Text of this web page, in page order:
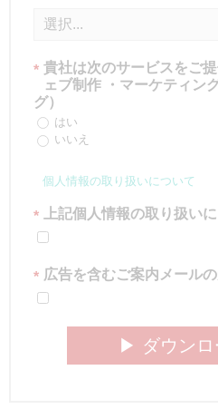
* 貴社は次のサービスをご
ェブ制作 ・マーケティン
グ）
はい
いいえ
個人情報の取り扱いについて
* 上記個人情報の取り扱い
* 広告を含むご案内メール
▶︎ ダウンロ